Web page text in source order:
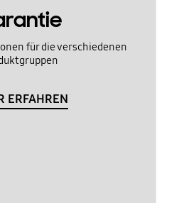
für die verschiedenen
ERFAHREN